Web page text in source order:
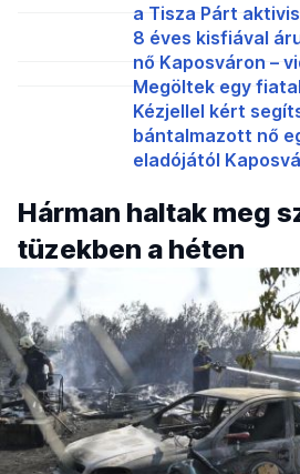
a Tisza Párt
8 éves kisfiával
nő Kaposváron –
Megöltek egy
Kézjellel kért
bántalmazott nő
eladójától
Hárman haltak meg
tüzekben a héten